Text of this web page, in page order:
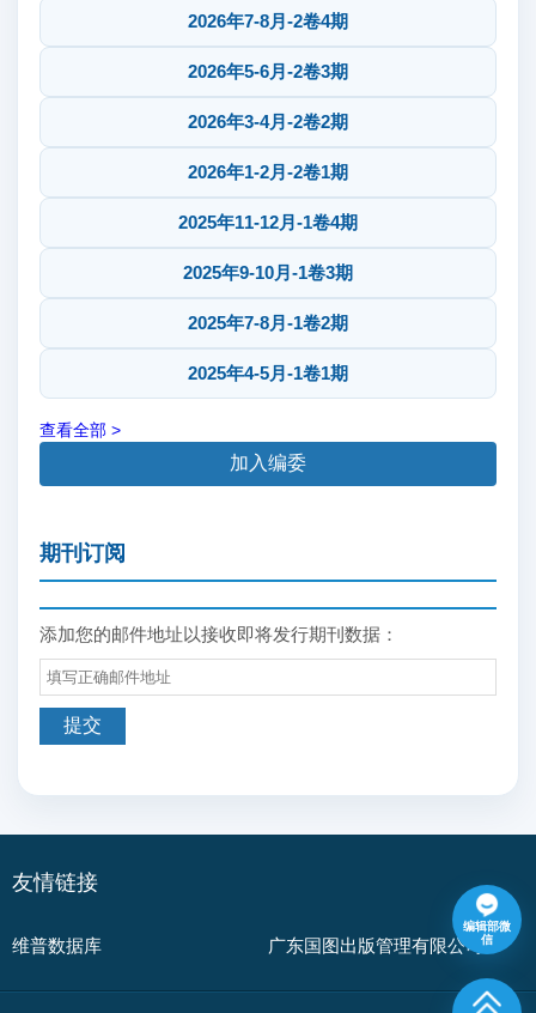
2026年7-8月-2卷4期
2026年5-6月-2卷3期
2026年3-4月-2卷2期
2026年1-2月-2卷1期
2025年11-12月-1卷4期
2025年9-10月-1卷3期
2025年7-8月-1卷2期
2025年4-5月-1卷1期
查看全部 >
加入编委
期刊订阅
添加您的邮件地址以接收即将发行期刊数据：
友情链接
维普数据库 广东国图出版管理有限公司
编辑部微
信